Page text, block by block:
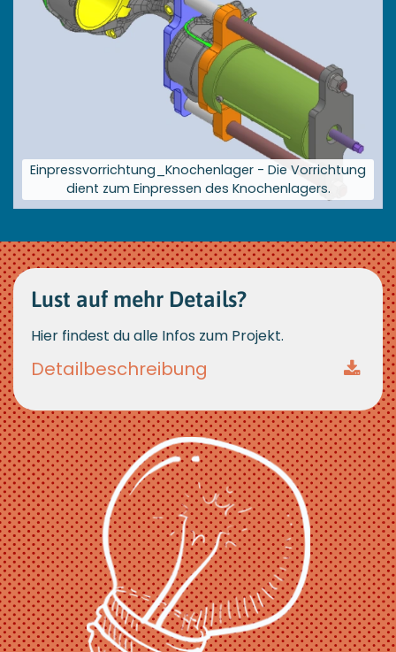
Einpressvorrichtung_Knochenlager - Die Vorrichtung
dient zum Einpressen des Knochenlagers.
Bildversion
anzeigen
Lust auf mehr Details?
Hier findest du alle Infos zum Projekt.
Detailbeschreib ung